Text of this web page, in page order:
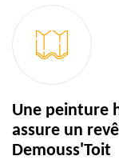
Une peinture
assure un
Demouss'Toit